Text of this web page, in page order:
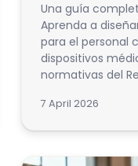
Una guía
Aprenda a
para el personal
dispositivos
normativas del
7 April 2026